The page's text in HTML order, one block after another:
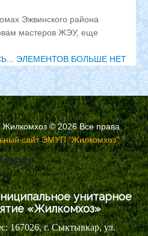
Эжвинского района
мастеров ЖЭУ, еще
ЭЛЕМЕНТОВ БОЛЬШЕ НЕТ
© 2026 Все права
сайт ЭМУП "Жилкомхоз"
унитарное
«Жилкомхоз»
167026, г. Сыктывкар, ул.